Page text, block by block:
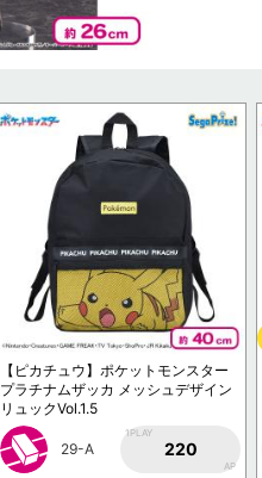
【ピカチュウ】ポケットモンスター
プラチナムザッカ メッシュデザイン
リュックVol.1.5
29-A
1PLAY
220
AP